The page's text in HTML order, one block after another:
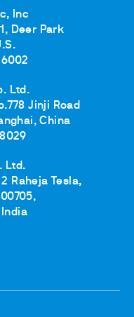
Inc
Deer Park
6002
Ltd.
Jinji Road
China
Ltd.
Raheja Tesla,
India